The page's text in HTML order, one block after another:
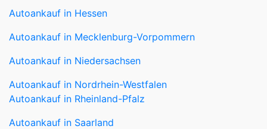
Autoankauf in Hessen
Autoankauf in Mecklenburg-Vorpommern
Autoankauf in Niedersachsen
Autoankauf in Nordrhein-Westfalen
Autoankauf in Rheinland-Pfalz
Autoankauf in Saarland